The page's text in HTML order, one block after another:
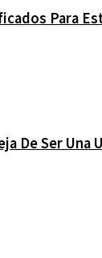
Para
De Ser Una